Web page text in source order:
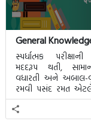
General
સ્પર્ધાત્મક પરીક્ષાની
મદદરૂપ થતી,
વધારતી અને અબાલ-
રમવી પસંદ રમત
નોલેજ ક્વિઝ.